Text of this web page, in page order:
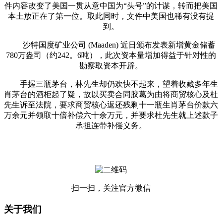
件内容改变了美国一贯从意中国为“头号”的计谋，转而把美国
本土放正在了第一位。取此同时，文件中美国也稀有没有提
到。
沙特国度矿业公司 (Maaden) 近日颁布发表新增黄金储蓄
780万盎司（约242。6吨），此次资本量增加得益于针对性的
勘察取资本开辟。
手握三瓶茅台，林先生却仍欢快不起来，望着收藏多年生
肖茅台的酒柜起了疑，故以买卖合同胶葛为由将商贸核心及杜
先生诉至法院，要求商贸核心返还残剩十一瓶生肖茅台价款六
万余元并领取十倍补偿六十余万元，并要求杜先生就上述款子
承担连带补偿义务。
扫一扫，关注官方微信
关于我们